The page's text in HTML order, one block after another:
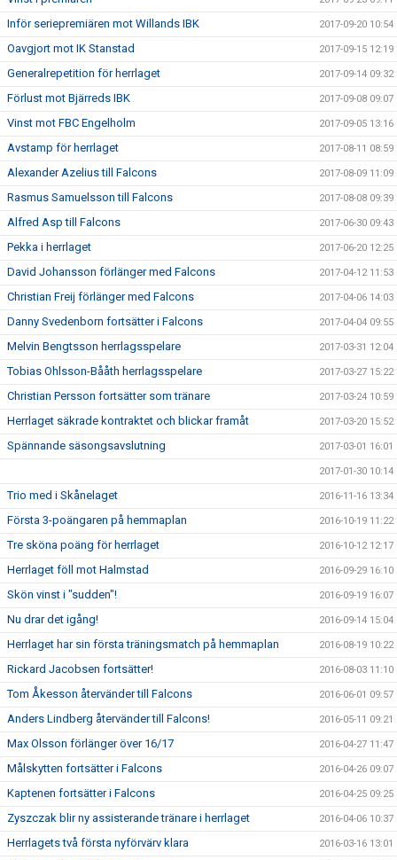
Inför seriepremiären mot Willands IBK 2017-09-20 10:54
Oavgjort mot IK Stanstad 2017-09-15 12:19
Generalrepetition för herrlaget 2017-09-14 09:32
Förlust mot Bjärreds IBK 2017-09-08 09:07
Vinst mot FBC Engelholm 2017-09-05 13:16
Avstamp för herrlaget 2017-08-11 08:59
Alexander Azelius till Falcons 2017-08-09 11:09
Rasmus Samuelsson till Falcons 2017-08-08 09:39
Alfred Asp till Falcons 2017-06-30 09:43
Pekka i herrlaget 2017-06-20 12:25
David Johansson förlänger med Falcons 2017-04-12 11:53
Christian Freij förlänger med Falcons 2017-04-06 14:03
Danny Svedenborn fortsätter i Falcons 2017-04-04 09:55
Melvin Bengtsson herrlagsspelare 2017-03-31 12:04
Tobias Ohlsson-Bååth herrlagsspelare 2017-03-27 15:22
Christian Persson fortsätter som tränare 2017-03-24 10:59
Herrlaget säkrade kontraktet och blickar framåt 2017-03-20 15:52
Spännande säsongsavslutning 2017-03-01 16:01
2017-01-30 10:14
Trio med i Skånelaget 2016-11-16 13:34
Första 3-poängaren på hemmaplan 2016-10-19 11:22
Tre sköna poäng för herrlaget 2016-10-12 12:17
Herrlaget föll mot Halmstad 2016-09-29 16:10
Skön vinst i "sudden"! 2016-09-19 16:07
Nu drar det igång! 2016-09-14 15:04
Herrlaget har sin första träningsmatch på hemmaplan 2016-08-19 10:22
Rickard Jacobsen fortsätter! 2016-08-03 11:10
Tom Åkesson återvänder till Falcons 2016-06-01 09:57
Anders Lindberg återvänder till Falcons! 2016-05-11 09:21
Max Olsson förlänger över 16/17 2016-04-27 11:47
Målskytten fortsätter i Falcons 2016-04-26 09:07
Kaptenen fortsätter i Falcons 2016-04-25 09:25
Zyszczak blir ny assisterande tränare i herrlaget 2016-04-06 10:37
Herrlagets två första nyförvärv klara 2016-03-16 13:01